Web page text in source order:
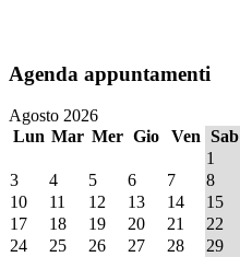
Agenda appuntamenti
Agosto 2026
Lun Mar Mer Gio Ven Sab
1
3
4 5 6 7 8
10
11 12 13 14 15
17
18 19 20 21 22
24
25 26 27 28 29